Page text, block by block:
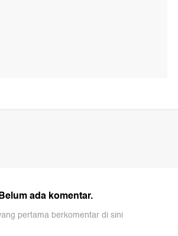
ada komentar.
pertama berkomentar di sini